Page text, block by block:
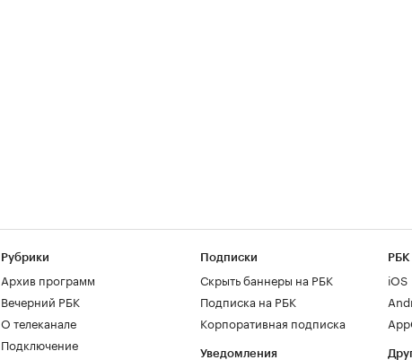
Рубрики
Архив программ
Вечерний РБК
О телеканале
Подключение
Подписки
Скрыть баннеры на РБК
Подписка на РБК
Корпоративная подписка
Уведомления
РБК
iOS